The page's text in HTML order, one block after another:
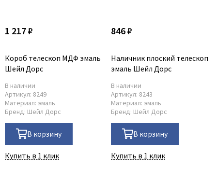
1 217 ₽
Короб телескоп МДФ эмаль
Шейл Дорс
В наличии
Артикул: 8249
Материал: эмаль
Бренд: Шейл Дорс
В корзину
Купить в 1 клик
846 ₽
Наличник плоский телескоп
эмаль Шейл Дорс
В наличии
Артикул: 8243
Материал: эмаль
Бренд: Шейл Дорс
В корзину
Купить в 1 клик